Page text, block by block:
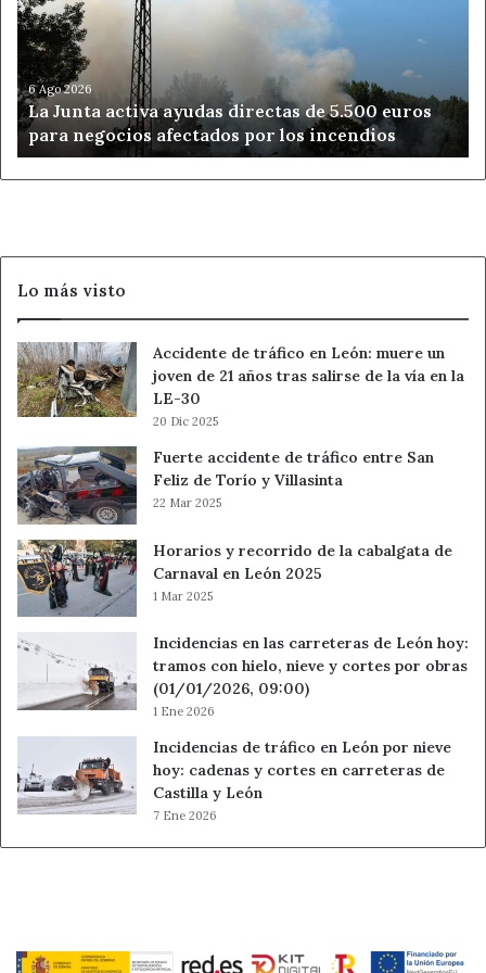
directas
de
5.500
euros
para
negocios
afectados
por
6 Ago 2026
La Junta activa ayudas directas de 5.500 euros
para negocios afectados por los incendios
Lo más visto
Accidente de tráfico en León: muere un
joven de 21 años tras salirse de la vía en la
LE-30
20 Dic 2025
Fuerte accidente de tráfico entre San
Feliz de Torío y Villasinta
22 Mar 2025
Horarios y recorrido de la cabalgata de
Carnaval en León 2025
1 Mar 2025
Incidencias en las carreteras de León hoy:
tramos con hielo, nieve y cortes por obras
(01/01/2026, 09:00)
1 Ene 2026
Incidencias de tráfico en León por nieve
hoy: cadenas y cortes en carreteras de
Castilla y León
7 Ene 2026